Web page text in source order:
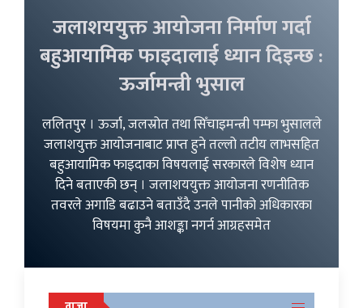
जलाशययुक्त आयोजना निर्माण गर्दा
बहुआयामिक फाइदालाई ध्यान दिइन्छ :
ऊर्जामन्त्री भुसाल
ललितपुर । ऊर्जा, जलस्रोत तथा सिँचाइमन्त्री पम्फा भुसालले
जलाशयुक्त आयोजनाबाट प्राप्त हुने तल्लो तटीय लाभसहित
बहुआयामिक फाइदाका विषयलाई सरकारले विशेष ध्यान
दिने बताएकी छन् । जलाशययुक्त आयोजना रणनीतिक
तवरले अगाडि बढाउने बताउँदै उनले पानीको अधिकारका
विषयमा कुनै आशङ्का नगर्न आग्रहसमेत